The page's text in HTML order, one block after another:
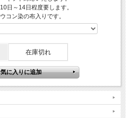
しっかりチェックして完成となりますが、樋口
りこの作風のお手本とした、三輪休和氏の抹茶
っとりとした風合いで、その縮みが多すぎても
らず、 その出来栄えによって特・松・竹・梅
り違いのある作風です。
おります。寸法・重量・色合い・風合いが一つ
ずご了承くださいませ。
ように複数の照明や白の背景板を使って撮影し
る際は風合いを損ねない程度の修正・補正・加
日～14日程度要します。
コン染の布入りです。
在庫切れ